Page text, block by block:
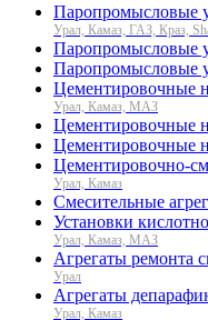
Паропромысловые
Урал, Камаз, ГАЗ, Краз,
Паропромысловые
Паропромысловые
Цементировочные
Урал, Камаз, МАЗ
Цементировочные
Цементировочные
Цементировочно-
Урал, Камаз
Смесительные
Установки
Урал, Камаз, МАЗ
Агрегаты ремонта
Урал
Агрегаты
Урал, Камаз